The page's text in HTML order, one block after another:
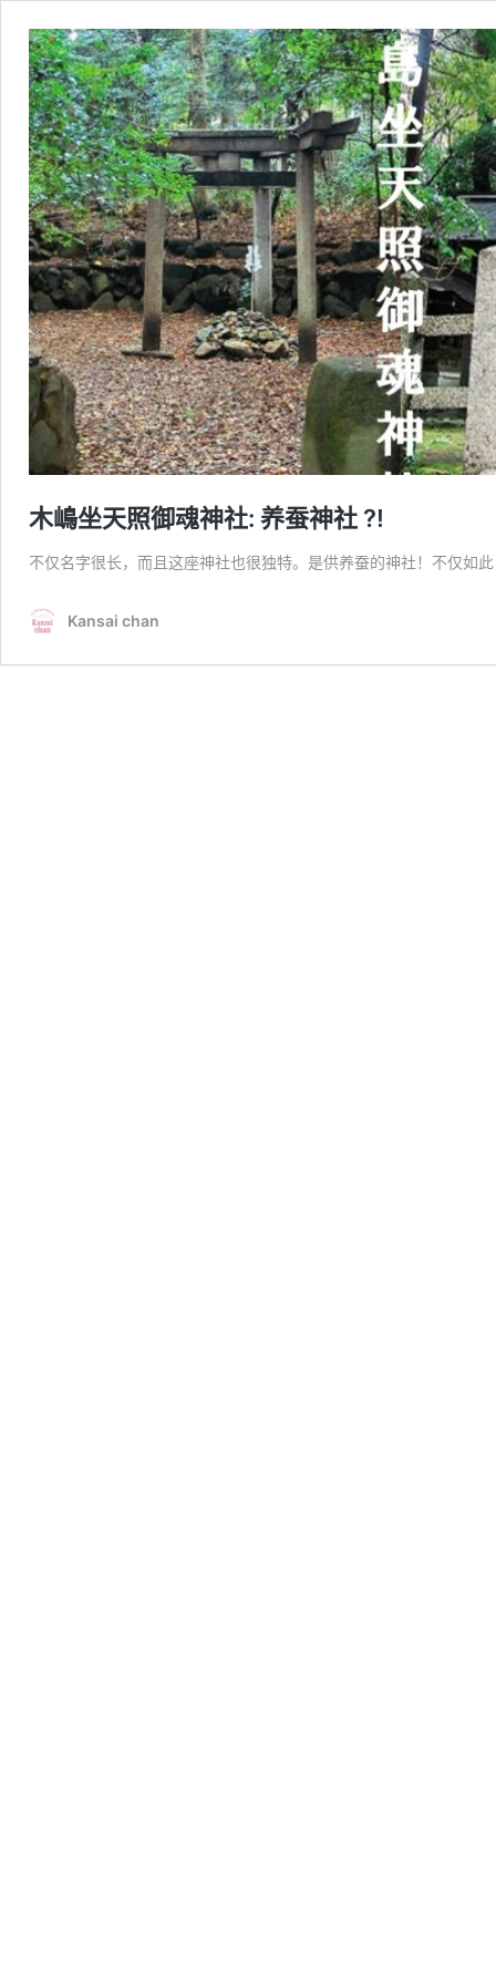
木嶋坐天照御魂神社: 养蚕神社 ?!
不仅名字很长，而且这座神社也很独特。是供养蚕的神社！不仅如
Kansai chan